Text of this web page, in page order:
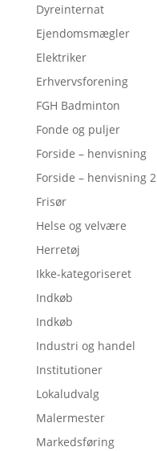
Dyreinternat
Ejendomsmægler
Elektriker
Erhvervsforening
FGH Badminton
Fonde og puljer
Forside – henvisning
Forside – henvisning 2
Frisør
Helse og velvære
Herretøj
Ikke-kategoriseret
Indkøb
Indkøb
Industri og handel
Institutioner
Lokaludvalg
Malermester
Markedsføring